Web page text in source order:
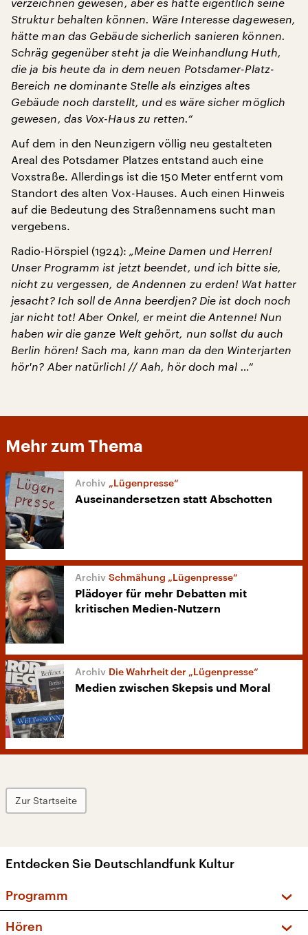
Struktur behalten können. Wäre Interesse dagewesen,
hätte man das Gebäude sicherlich sanieren können.
Schräg gegenüber steht ja die Weinhandlung Huth,
die ja bis heute da in dem neuen Potsdamer-Platz-
Bereich ne dominante Stelle als einziges altes
Gebäude noch darstellt, und es wäre sicher möglich
gewesen, das Vox-Haus zu retten.“
Auf dem in den Neunzigern völlig neu gestalteten
Areal des Potsdamer Platzes entstand auch eine
Voxstraße. Allerdings ist die 150 Meter entfernt vom
Standort des alten Vox-Hauses. Auch einen Hinweis
auf die Bedeutung des Straßennamens sucht man
vergebens.
Radio-Hörspiel (1924): „Meine Damen und Herren!
Unser Programm ist jetzt beendet, und ich bitte sie,
nicht zu vergessen, de Andennen zu erden! Wat hatter
jesacht? Ich soll de Anna beerdjen? Die ist doch noch
jar nicht tot!Aber Onkel, er meint die Antenne! Nun
haben wir die ganze Welt gehört, nun sollst du auch
Berlin hören!Sach ma, kann man da den Winterjarten
hör'n? Aber natürlich! // Aah, hör doch mal …“
Mehr zum Thema
„Lügenpresse“
Auseinandersetzen statt Abschotten
Schmähung „Lügenpresse“
Plädoyer für mehr Debatten mit
kritischen Medien-Nutzern
Die Wahrheit der „Lügenpresse“
Medien zwischen Skepsis und Moral
Zur Startseite
Entdecken Sie Deutschlandfunk Kultur
Programm
Hören